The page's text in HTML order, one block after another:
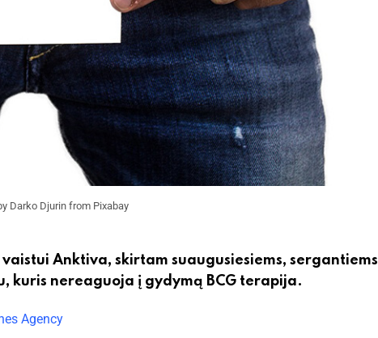
Darko Djurin from Pixabay
Anktiva, skirtam suaugusiesiems, sergantiems
kuris nereaguoja į gydymą BCG terapija.
Agency